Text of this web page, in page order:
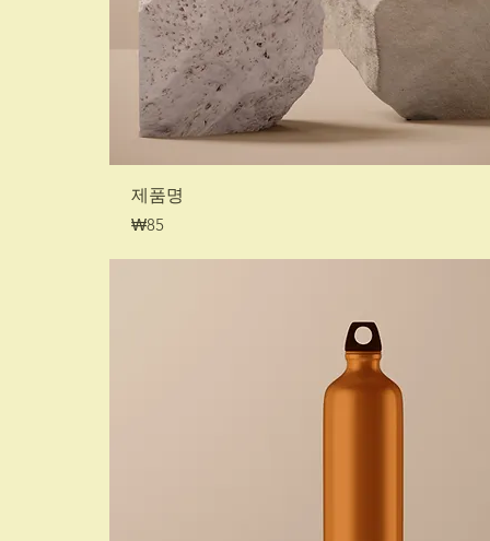
제품명
가격
₩85